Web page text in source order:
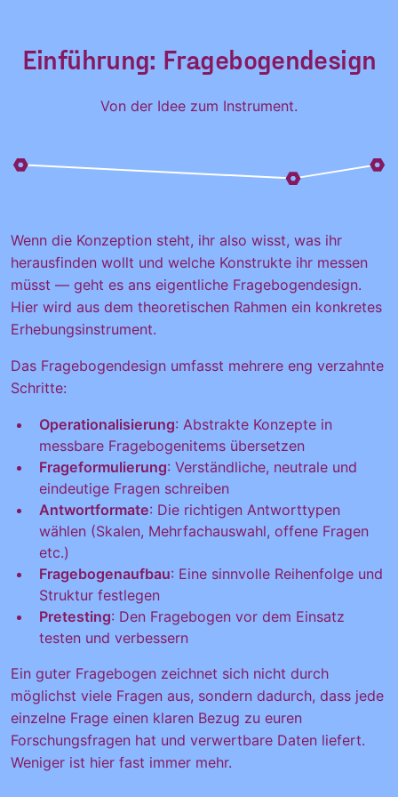
Einführung: Fragebogendesign
Von der Idee zum Instrument.
Wenn die Konzeption steht, ihr also wisst, was ihr
herausfinden wollt und welche Konstrukte ihr messen
müsst — geht es ans eigentliche Fragebogendesign.
Hier wird aus dem theoretischen Rahmen ein konkretes
Erhebungsinstrument.
Das Fragebogendesign umfasst mehrere eng verzahnte
Schritte:
Operationalisierung: Abstrakte Konzepte in
messbare Fragebogenitems übersetzen
Frageformulierung: Verständliche, neutrale und
eindeutige Fragen schreiben
Antwortformate: Die richtigen Antworttypen
wählen (Skalen, Mehrfachauswahl, offene Fragen
etc.)
Fragebogenaufbau: Eine sinnvolle Reihenfolge und
Struktur festlegen
Pretesting: Den Fragebogen vor dem Einsatz
testen und verbessern
Ein guter Fragebogen zeichnet sich nicht durch
möglichst viele Fragen aus, sondern dadurch, dass jede
einzelne Frage einen klaren Bezug zu euren
Forschungsfragen hat und verwertbare Daten liefert.
Weniger ist hier fast immer mehr.